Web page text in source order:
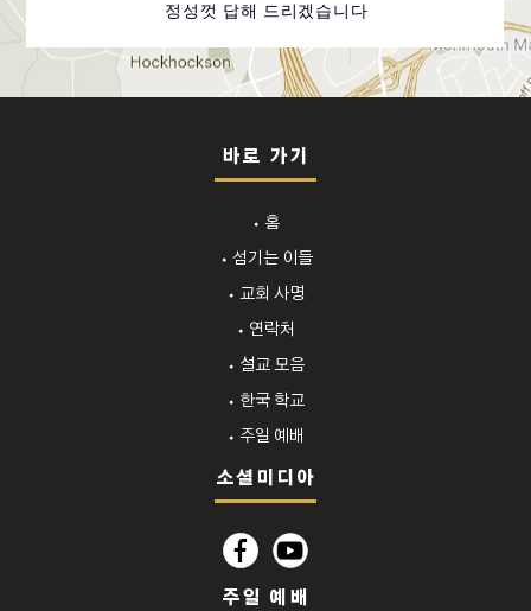
정성껏 답해 드리겠습니다
바로 가기
⬩ 홈
⬩ 섬기는 이들
⬩ 교회 사명
⬩ 연락처
⬩ 설교 모음
⬩ 한국 학교
⬩ 주일 예배
소셜미디아
주일 예배